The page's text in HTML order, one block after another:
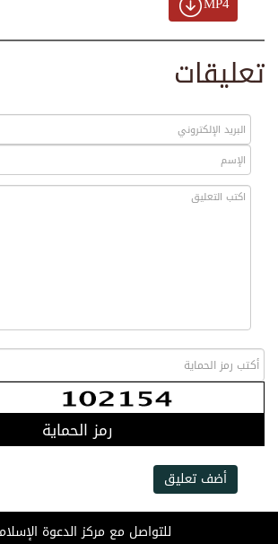
MP4
تعليقات
رمز الحماية
أضف تعليق
للتواصل مع مركز الدعوة